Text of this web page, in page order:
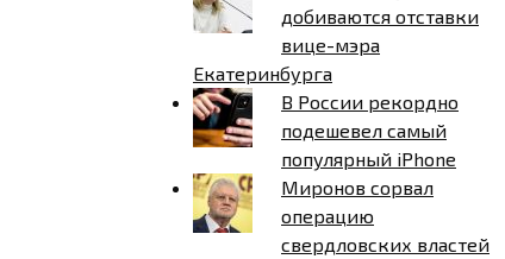
добиваются отставки
вице-мэра
Екатеринбурга
В России рекордно
подешевел самый
популярный iPhone
Миронов сорвал
операцию
свердловских властей